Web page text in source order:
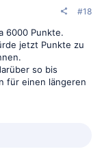
#18
6000 Punkte.
jetzt Punkte zu
so bis
für einen längeren